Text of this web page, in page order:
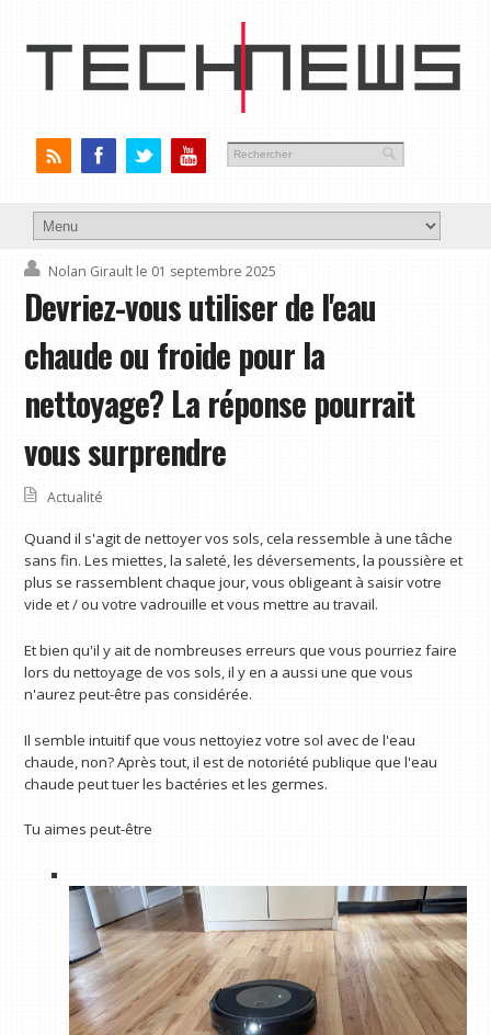
Nolan Girault le 01 septembre 2025
Devriez-vous utiliser de l'eau
chaude ou froide pour la
nettoyage? La réponse pourrait
vous surprendre
Actualité
Quand il s'agit de nettoyer vos sols, cela ressemble à une tâche
sans fin. Les miettes, la saleté, les déversements, la poussière et
plus se rassemblent chaque jour, vous obligeant à saisir votre
vide et / ou votre vadrouille et vous mettre au travail.
Et bien qu'il y ait de nombreuses erreurs que vous pourriez faire
lors du nettoyage de vos sols, il y en a aussi une que vous
n'aurez peut-être pas considérée.
Il semble intuitif que vous nettoyiez votre sol avec de l'eau
chaude, non? Après tout, il est de notoriété publique que l'eau
chaude peut tuer les bactéries et les germes.
Tu aimes peut-être